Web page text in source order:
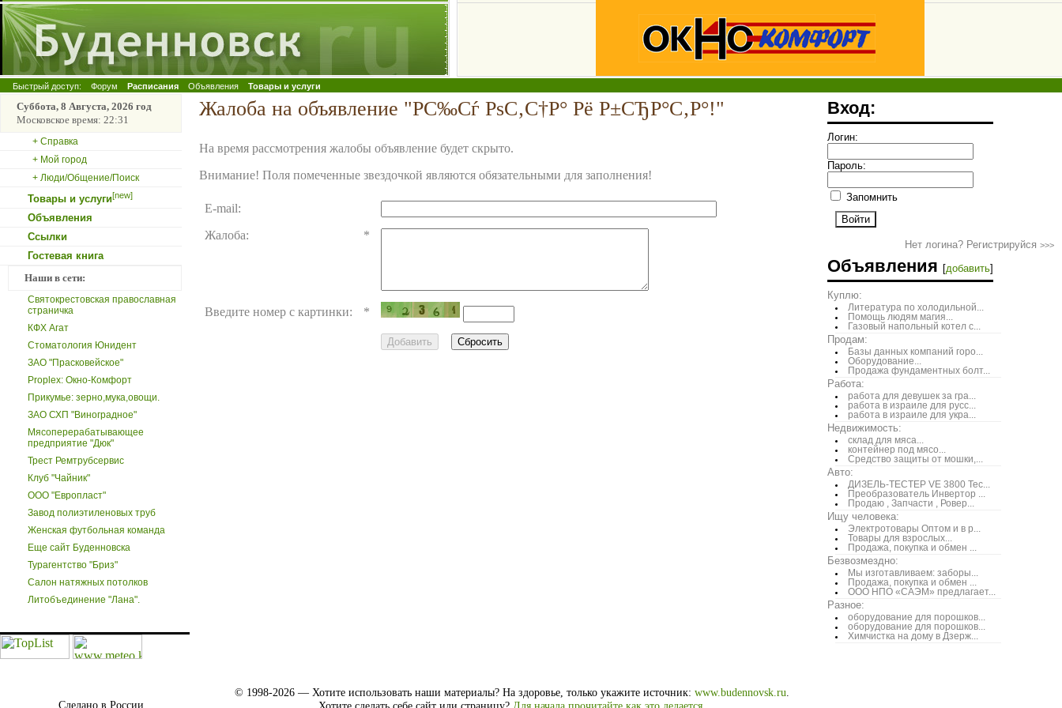
Быстрый доступ: Форум Расписания Объявления Товары и услуги
Суббота, 8 Августа, 2026 год
Московское время: 22:31
+ Справка
+ Мой город
+ Люди/Общение/Поиск
Товары и услуги[new]
Объявления
Ссылки
Гостевая книга
Наши в сети:
Святокрестовская православная
страничка
КФХ Агат
Стоматология Юнидент
ЗАО "Прасковейское"
Proplex: Окно-Комфорт
Прикумье: зерно,мука,овощи.
ЗАО СХП "Виноградное"
Мясоперерабатывающее
предприятие "Дюк"
Трест Ремтрубсервис
Клуб "Чайник"
ООО "Европласт"
Завод полиэтиленовых труб
Женская футбольная команда
Еще сайт Буденновска
Турагентство "Бриз"
Салон натяжных потолков
Литобъединение "Лана".
Жалоба на объявление "РС‰Сѓ РѕС‚С†Р° Рё Р±СЂР°С‚Р°!"
На время рассмотрения жалобы объявление будет скрыто.
Внимание! Поля помеченные звездочкой являются обязательными для заполнения!
E-mail:
Жалоба:
*
Введите номер с картинки: *
Вход:
Логин:
Пароль:
Запомнить
Нет логина? Регистрируйся >>>
Объявления [добавить]
Куплю:
Литература по холодильной...
Помощь людям магия...
Газовый напольный котел с...
Продам:
Базы данных компаний горо...
Оборудование...
Продажа фундаментных болт...
Работа:
работа для девушек за гра...
работа в израиле для русс...
работа в израиле для укра...
Недвижимость:
склад для мяса...
контейнер под мясо...
Средство защиты от мошки,...
Авто:
ДИЗЕЛЬ-ТЕСТЕР VE 3800 Тес...
Преобразователь Инвертор ...
Продаю , Запчасти , Ровер...
Ищу человека:
Электротовары Оптом и в р...
Товары для взрослых...
Продажа, покупка и обмен ...
Безвозмездно:
Мы изготавливаем: заборы...
Продажа, покупка и обмен ...
ООО НПО «САЭМ» предлагает...
Разное:
оборудование для порошков...
оборудование для порошков...
Химчистка на дому в Дзерж...
Сделано в России.
© 1998-2026 — Хотите использовать наши материалы? На здоровье, только укажите источник: www.budennovsk.ru